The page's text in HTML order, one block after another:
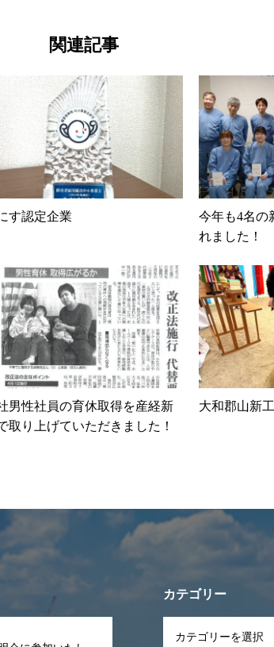
関連記事
す認定企業
今年も4名の
れました！
男性社員の育休取得を産経新
取り上げていただきました！
大和郡山新
カテゴリー